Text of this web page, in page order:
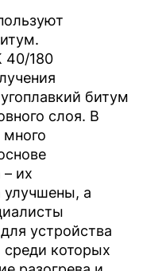
40/180
битум
слоя. В
много
их
улучшены, а
устройства
среди которых